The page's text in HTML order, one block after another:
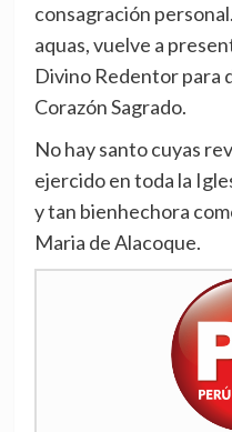
consagración
aquas, vuelve a
Divino Redentor para
Corazón Sagrado.
No hay santo cuyas
ejercido en toda la
y tan bienhechora
Maria de Alacoque.